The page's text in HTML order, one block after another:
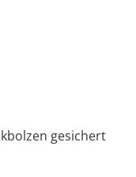
gesichert